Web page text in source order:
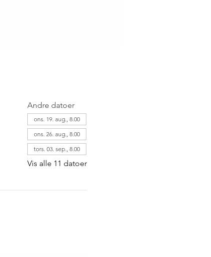
Andre datoer
ons. 19. aug., 8.00
ons. 26. aug., 8.00
tors. 03. sep., 8.00
Vis alle 11 datoer